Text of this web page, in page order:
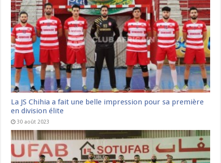
La JS Chihia a fait une belle impression pour sa première
en division élite
30 août 2023